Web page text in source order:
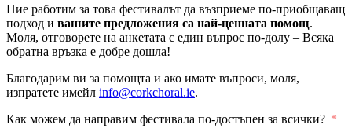
Ние работим за това фестивалът да възприеме по-приобщаващ
подход и вашите предложения са най-ценната помощ.
Моля, отговорете на анкетата с един въпрос по-долу – Всяка
обратна връзка е добре дошла!
Благодарим ви за помощта и ако имате въпроси, моля,
изпратете имейл info@corkchoral.ie.
Как можем да направим фестивала по-достъпен за всички?